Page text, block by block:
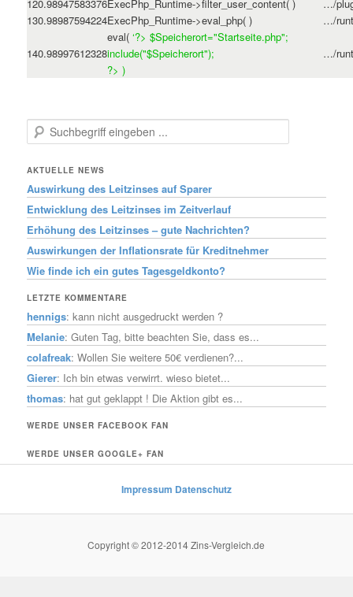
120.98947583376ExecPhp_Runtime->filter_user_content( )
…/
130.98987594224ExecPhp_Runtime->eval_php( ) …/
140.98997612328
eval(‘?> $Speicherort="Startseite.php";
include("$Speicherort");
?> )
…/
Suchen
AKTUELLE NEWS
Auswirkung des Leitzinses auf Sparer
Entwicklung des Leitzinses im Zeitverlauf
Erhöhung des Leitzinses – gute Nachrichten?
Auswirkungen der Inflationsrate für Kreditnehmer
Wie finde ich ein gutes Tagesgeldkonto?
LETZTE KOMMENTARE
hennigs: kann nicht ausgedruckt werden ?
Melanie: Guten Tag, bitte beachten Sie, dass es...
colafreak: Wollen Sie weitere 50€ verdienen?...
Gierer: Ich bin etwas verwirrt. wieso bietet...
thomas: hat gut geklappt ! Die Aktion gibt es...
WERDE UNSER FACEBOOK FAN
WERDE UNSER GOOGLE+ FAN
Impressum Datenschutz
Copyright © 2012-2014 Zins-Vergleich.de